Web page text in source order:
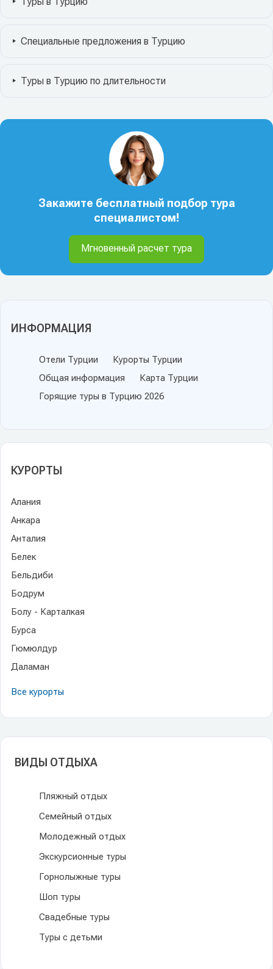
ИНФОРМАЦИЯ
Отели Турции
Курорты Турции
Общая информация
Карта Турции
Горящие туры в Турцию 2026
КУРОРТЫ
Алания
Анкара
Анталия
Белек
Бельдиби
Бодрум
Болу - Карталкая
Бурса
Гюмюлдур
Даламан
Все курорты
ВИДЫ ОТДЫХА
Пляжный отдых
Семейный отдых
Молодежный отдых
Экскурсионные туры
Горнолыжные туры
Шоп туры
Свадебные туры
Туры с детьми
Специальные предложения в Турцию
Туры в Турцию по длительности
Закажите бесплатный подбор тура
специалистом!
Мгновенный расчет тура